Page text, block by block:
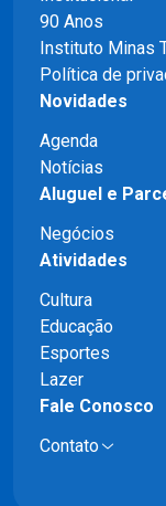
90 Anos
Instituto Minas
Política de
Novidades
Agenda
Notícias
Aluguel e
Negócios
Atividades
Cultura
Educação
Esportes
Lazer
Fale Conosco
Contato